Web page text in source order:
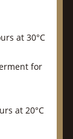
at 30°C
for
at 20°C